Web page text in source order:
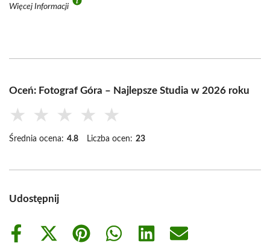
Więcej Informacji
Oceń: Fotograf Góra – Najlepsze Studia w 2026 roku
★ ★ ★ ★ ★
Średnia ocena: 4.8 Liczba ocen: 23
Udostępnij
Share
Share
Share
Share
Share
Share